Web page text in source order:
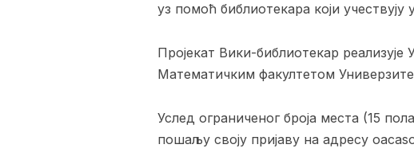
уз помоћ библиотекара који
Пројекат Вики-библиотекар
Математичким факултетом
Услед ограниченог броја места (15
пошаљу своју пријаву на адресу